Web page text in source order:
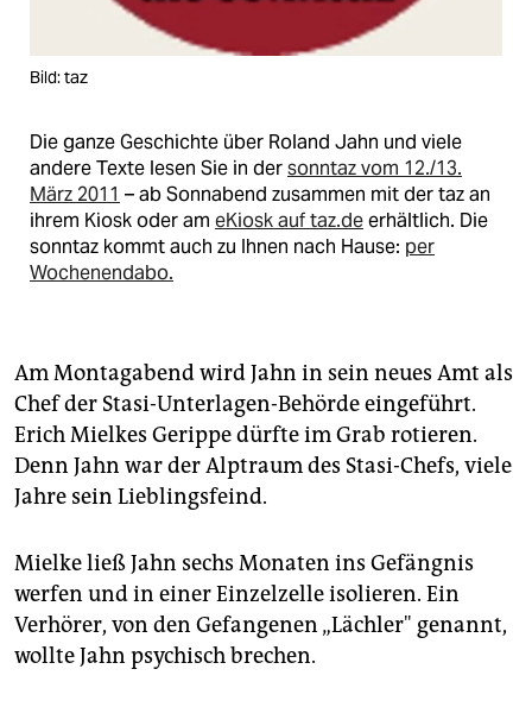
Bild: taz
Die ganze Geschichte über Roland Jahn und viele
andere Texte lesen Sie in dersonntaz vom 12./13.
März 2011 – ab Sonnabend zusammen mit der taz an
ihrem Kiosk oder am eKiosk auf taz.deerhältlich. Die
sonntaz kommt auch zu Ihnen nach Hause: per
Wochenendabo.
Am Montagabend wird Jahn in sein neues Amt als
Chef der Stasi-Unterlagen-Behörde eingeführt.
Erich Mielkes Gerippe dürfte im Grab rotieren.
Denn Jahn war der Alptraum des Stasi-Chefs, viele
Jahre sein Lieblingsfeind.
Mielke ließ Jahn sechs Monaten ins Gefängnis
werfen und in einer Einzelzelle isolieren. Ein
Verhörer, von den Gefangenen „Lächler" genannt,
wollte Jahn psychisch brechen.